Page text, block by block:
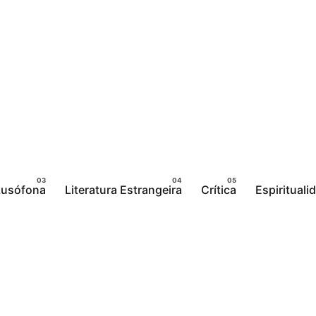
Literatura Estrangeira Crítica